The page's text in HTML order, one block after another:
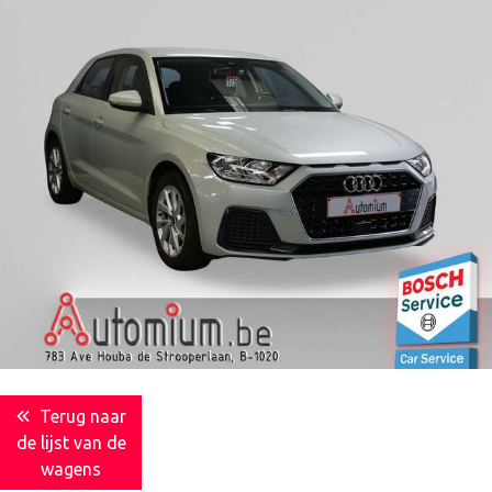
Terug naar
de lijst van de
wagens